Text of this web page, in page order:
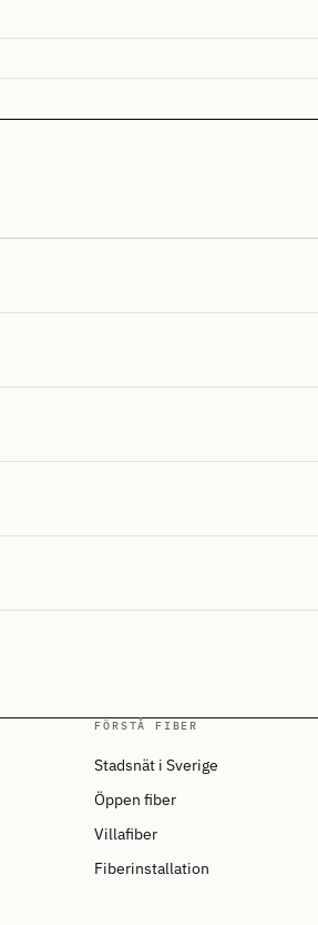
FÖRSTÅ FIBER
Stadsnät i Sverige
Öppen fiber
Villafiber
Fiberinstallation